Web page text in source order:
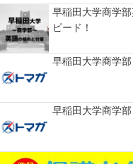
早稲田大学商学
ピード！
早稲田大学商学
早稲田大学商学